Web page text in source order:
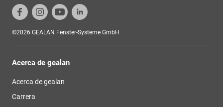
©2026 GEALAN Fenster-Systeme GmbH
Acerca de gealan
Acerca de gealan
Carrera